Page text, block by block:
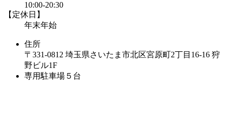
10:00-20:30
【定休日】
年末年始
住所
〒331-0812 埼玉県さいたま市北区宮原町2丁目16-16 狩
野ビル1F
専用駐車場５台